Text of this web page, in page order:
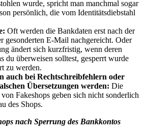
wurde, spricht man manchmal sogar
persönlich, die vom Identitätsdiebstahl
Oft werden die Bankdaten erst nach der
gesonderten E-Mail nachgereicht. Oder
ändert sich kurzfristig, wenn deren
du überweisen solltest, gesperrt wurde
zu werden.
auch bei Rechtschreibfehlern oder
Übersetzungen werden: Die
Fakeshops geben sich nicht sonderlich
des Shops.
nach Sperrung des Bankkontos